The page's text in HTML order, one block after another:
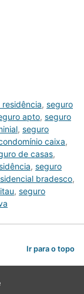
residência, seguro
apto, seguro
, seguro
caixa,
de casas,
, seguro
bradesco,
, seguro
Ir para o topo